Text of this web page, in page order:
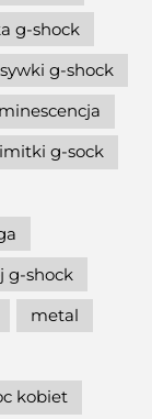
g-shock
g-shock
g-sock
g-shock
metal
kobiet